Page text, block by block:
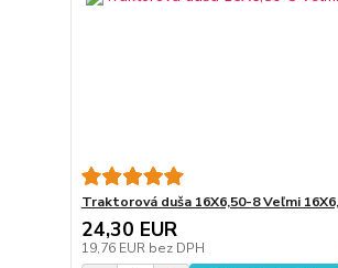
Traktorová duša 16X6,50-8 Veľmi
24,30 EUR
19,76 EUR bez DPH